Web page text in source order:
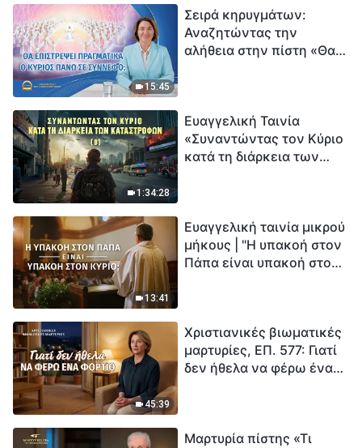
15:45
Σειρά κηρυγμάτων:
Αναζητώντας την
αλήθεια στην πίστη «Θα
1:34:28
Ευαγγελική Ταινία
«Συναντώντας τον Κύριο
κατά τη διάρκεια των
εξαφάνισης». Οι
καταστροφές χτυπούν.
Ξεκινά η αντίστροφη
13:41
Ευαγγελική ταινία μικρού
μήκους | "Η υπακοή στον
Πάπα είναι υπακοή στον
45:39
Χριστιανικές βιωματικές
μαρτυρίες, ΕΠ. 577: Γιατί
δεν ήθελα να φέρω ένα
Μαρτυρία πίστης «Τι